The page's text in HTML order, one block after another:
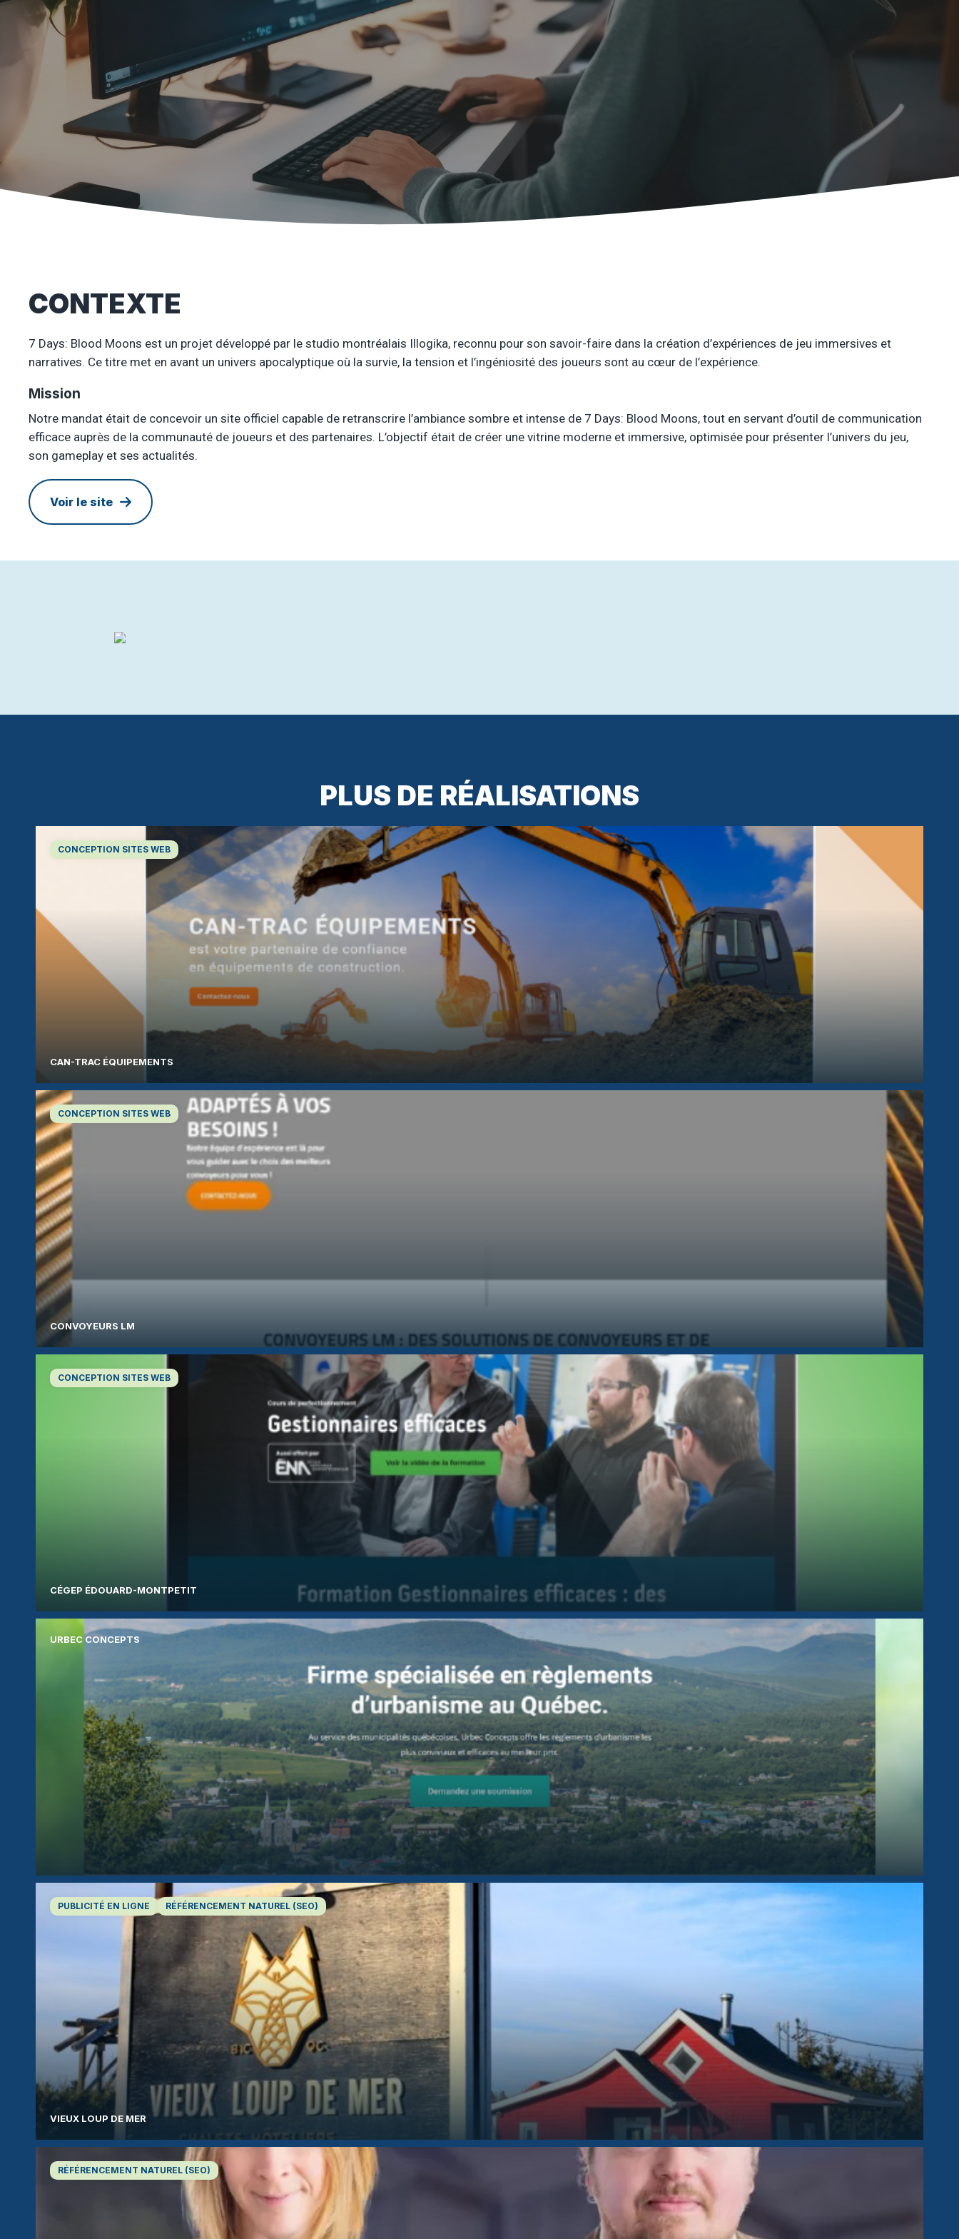
Référencement local
pour attirer des clients aux alentours
Rédaction de contenu
répondre aux critères de qualité (E-E-A-T)
CONTEXTE
7 Days: Blood Moons est un projet développé par le studio montréalais Illogika, reconnu pour son savoir-faire dans la création d’expériences de jeu immersives et
narratives. Ce titre met en avant un univers apocalyptique où la survie, la tension et l’ingéniosité des joueurs sont au cœur de l’expérience.
Mission
Notre mandat était de concevoir un site officiel capable de retranscrire l’ambiance sombre et intense de 7 Days: Blood Moons, tout en servant d’outil de communication
efficace auprès de la communauté de joueurs et des partenaires. L’objectif était de créer une vitrine moderne et immersive, optimisée pour présenter l’univers du jeu,
son gameplay et ses actualités.
Voir le site
PLUS DE RÉALISATIONS
CONCEPTION SITES WEB
CAN-TRAC ÉQUIPEMENTS
CONCEPTION SITES WEB
CONVOYEURS LM
CONCEPTION SITES WEB
CÉGEP ÉDOUARD-MONTPETIT
URBEC CONCEPTS
PUBLICITÉ EN LIGNE RÉFÉRENCEMENT NATUREL (SEO)
VIEUX LOUP DE MER
RÉFÉRENCEMENT NATUREL (SEO)